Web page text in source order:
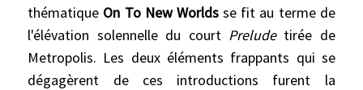
thématique On To New Worldsse fit au terme de
l'élévation solennelle du court Preludetirée de
Metropolis. Les deux éléments frappants qui se
dégagèrent de ces introductions furent la